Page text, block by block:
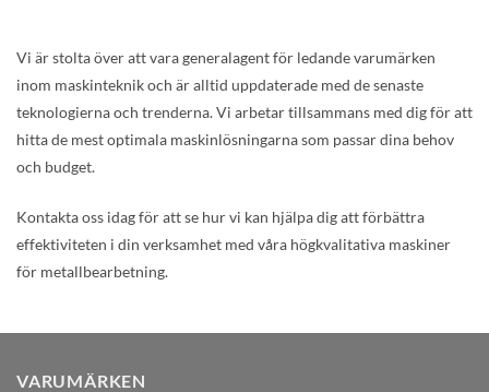
Vi är stolta över att vara generalagent för ledande varumärken
inom maskinteknik och är alltid uppdaterade med de senaste
teknologierna och trenderna. Vi arbetar tillsammans med dig för att
hitta de mest optimala maskinlösningarna som passar dina behov
och budget.
Kontakta oss idag för att se hur vi kan hjälpa dig att förbättra
effektiviteten i din verksamhet med våra högkvalitativa maskiner
för metallbearbetning.
VARUMÄRKEN